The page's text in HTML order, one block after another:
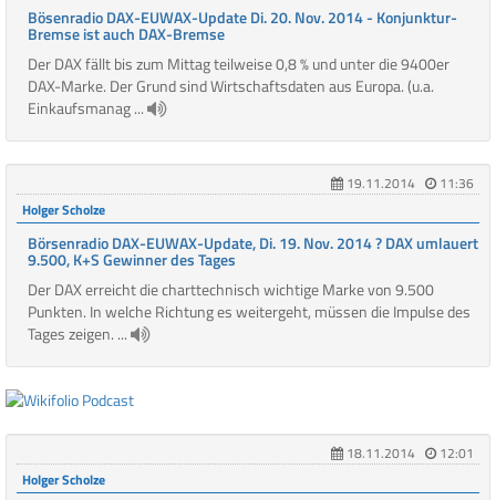
Bösenradio DAX-EUWAX-Update Di. 20. Nov. 2014 - Konjunktur-
Bremse ist auch DAX-Bremse
Der DAX fällt bis zum Mittag teilweise 0,8 % und unter die 9400er
DAX-Marke. Der Grund sind Wirtschaftsdaten aus Europa. (u.a.
Einkaufsmanag ...
19.11.2014
11:36
Holger Scholze
Börsenradio DAX-EUWAX-Update, Di. 19. Nov. 2014 ? DAX umlauert
9.500, K+S Gewinner des Tages
Der DAX erreicht die charttechnisch wichtige Marke von 9.500
Punkten. In welche Richtung es weitergeht, müssen die Impulse des
Tages zeigen. ...
18.11.2014
12:01
Holger Scholze